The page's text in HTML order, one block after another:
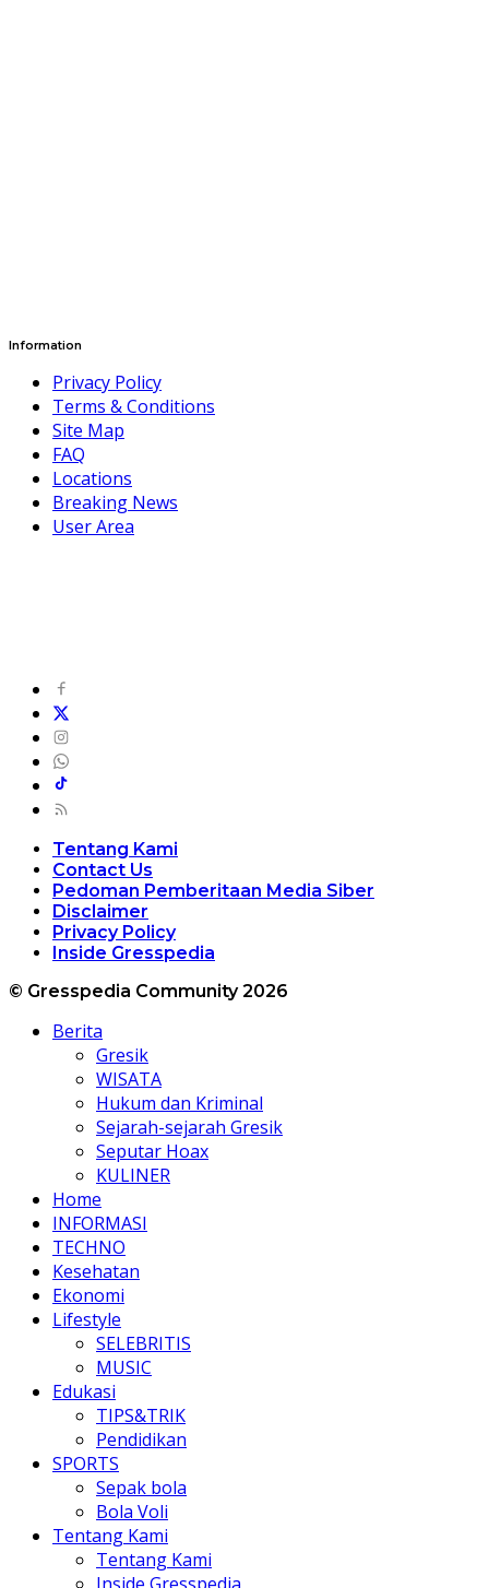
Information
Privacy Policy
Terms & Conditions
Site Map
FAQ
Locations
Breaking News
User Area
Tentang Kami
Contact Us
Pedoman Pemberitaan Media Siber
Disclaimer
Privacy Policy
Inside Gresspedia
© Gresspedia Community 2026
Berita
Gresik
WISATA
Hukum dan Kriminal
Sejarah-sejarah Gresik
Seputar Hoax
KULINER
Home
INFORMASI
TECHNO
Kesehatan
Ekonomi
Lifestyle
SELEBRITIS
MUSIC
Edukasi
TIPS&TRIK
Pendidikan
SPORTS
Sepak bola
Bola Voli
Tentang Kami
Tentang Kami